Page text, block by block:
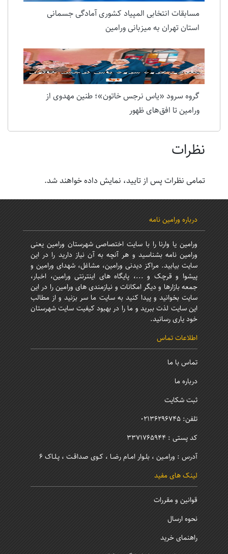
مسابقات انتخابی المپیاد کشوری آمادگی جسمانی
استان تهران به میزبانی ورامین
گروه سرود «یاس نرجس خاتون»؛ طنین مهدوی از
ورامین تا افق‌های ظهور
نظرات
تمامی نظرات پس از تایید، نمایش داده خواهند شد.
درباره ورامین نامه
ورامین یا وارنا را با سایت اختصاصی شهرستان ورامین یعنی
ورامین نامه بشناسید و هر آنچه به آن نیاز دارید را در این
سایت بیابید. مراکز دیدنی ورامین، مشاغل، شهدای ورامین و
پیشوا و قرچک و ...، پایگاه های اینترنتی ورامین، اخبار،
جمعه بازارها و دیگر امکانات و نیازمندی های ورامین را در این
سایت بخوانید و پیدا کنید به سایت ما سر بزنید و از مطالب
این سایت لذت ببرید و ما را در بهبود کیفیت سایت شهرستان
خود یاری رسانید.
اطلاعات تماس
تماس با ما
درباره ما
ثبت شکایت
تلفن: 02136296745
کد پستی : 3371765944
آدرس : ورامـین ، بلـوار امـام رضـا ، کـوی صداقـت ، پـلـاک 6
لینک های مفید
قوانین و مقررات
نحوه ارسال
راهنمای خرید